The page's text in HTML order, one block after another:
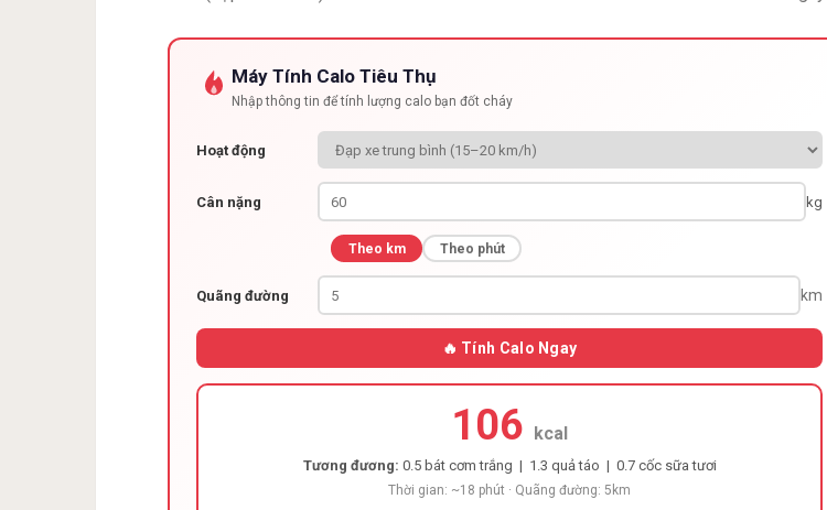
Máy Tính Calo Tiêu Thụ
Nhập thông tin để tính lượng calo bạn đốt cháy
Hoạt động
Cân nặng kg
Theo km Theo phút
Quãng đường km
🔥 Tính Calo Ngay
106 kcal
Tương đương: 0.5 bát cơm trắng | 1.3 quả táo | 0.7 cốc sữa tươi
Thời gian: ~18 phút · Quãng đường: 5km